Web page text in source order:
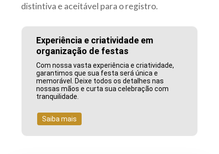
distintiva e aceitável para o registro.
Experiência e criatividade em
organização de festas
Com nossa vasta experiência e criatividade,
garantimos que sua festa será única e
memorável. Deixe todos os detalhes nas
nossas mãos e curta sua celebração com
tranquilidade.
Saiba mais